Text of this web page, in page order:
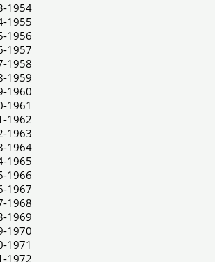
1954
1955
1956
1957
1958
1959
1960
1961
1962
1963
1964
1965
1966
1967
1968
1969
1970
1971
1972